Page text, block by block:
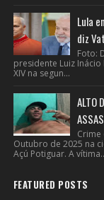
Lula
diz
Foto:
presidente Luiz Inácio
XIV na segun...
ALTO
Outubro de 2025 na
Açú Potiguar. A
FEATURED POSTS